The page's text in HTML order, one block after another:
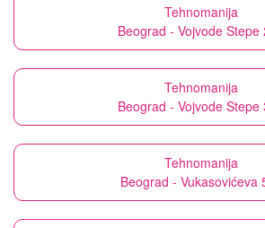
Tehnomanija
Beograd - Vojvode Stepe
Tehnomanija
Beograd - Vojvode Stepe
Tehnomanija
Beograd - Vukasovićeva